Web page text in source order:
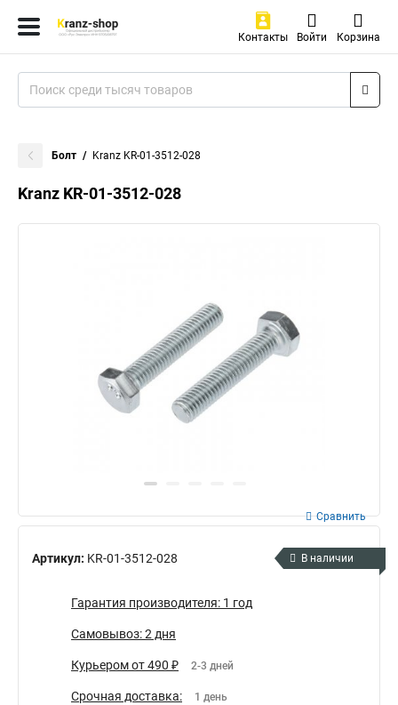
Контакты Войти Корзина
Болт Kranz KR-01-3512-028
Kranz KR-01-3512-028
Артикул: KR-01-3512-028
Сравнить
В наличии
Гарантия производителя: 1 год
Самовывоз: 2 дня
Курьером от 490 ₽ 2-3 дней
Срочная доставка: 1 день